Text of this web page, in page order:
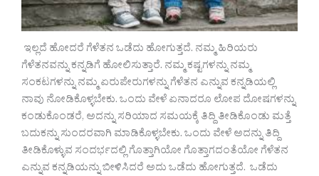
ಇಲ್ಲದೆ ಹೋದರೆ ಗೆಳೆತನ ಒಡೆದು ಹೋಗುತ್ತದೆ. ನಮ್ಮ ಹಿರಿಯರು
ಗೆಳೆತನವನ್ನು ಕನ್ನಡಿಗೆ ಹೋಲಿಸುತ್ತಾರೆ. ನಮ್ಮ ಕಷ್ಟಗಳನ್ನು ನಮ್ಮ
ಸಂಕಟಗಳನ್ನು ನಮ್ಮ ಏರುಪೇರುಗಳನ್ನು ಗೆಳೆತನ ಎನ್ನುವ ಕನ್ನಡಿಯಲ್ಲಿ
ನಾವು ನೋಡಿಕೊಳ್ಳಬೇಕು. ಒಂದು ವೇಳೆ ಏನಾದರೂ ಲೋಪ ದೋಷಗಳನ್ನು
ಕಂಡುಕೊಂಡರೆ, ಅದನ್ನು ಸರಿಯಾದ ಸಮಯಕ್ಕೆ ತಿದ್ದಿ ತೀಡಿಕೊಂಡು ಮತ್ತೆ
ಬದುಕನ್ನು ಸುಂದರವಾಗಿ ಮಾಡಿಕೊಳ್ಳಬೇಕು. ಒಂದು ವೇಳೆ ಅದನ್ನು ತಿದ್ದಿ
ತೀಡಿಕೊಳ್ಳುವ ಸಂದರ್ಭದಲ್ಲಿ ಗೊತ್ತಾಗಿಯೋ ಗೊತ್ತಾಗದಂತೆಯೋ ಗೆಳೆತನ
ಎನ್ನುವ ಕನ್ನಡಿಯನ್ನು ಬೀಳಿಸಿದರೆ ಅದು ಒಡೆದು ಹೋಗುತ್ತದೆ. ಒಡೆದು